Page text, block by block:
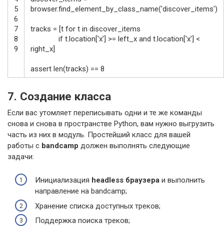
5
6
7
8
9
browser.find_element_by_class_name('discover_items')
tracks = [t for t in discover_items
if t.location['x'] >= left_x and t.location['x'] <
right_x]
assert len(tracks) == 8
7. Создание класса
Если вас утомляет переписывать одни и те же команды
снова и снова в пространстве Python, вам нужно выгрузить
часть из них в модуль. Простейший класс для вашей
работы с bandcamp должен выполнять следующие
задачи:
Инициализация headless браузера и выполнить
направление на bandcamp;
Хранение списка доступных треков;
Поддержка поиска треков;